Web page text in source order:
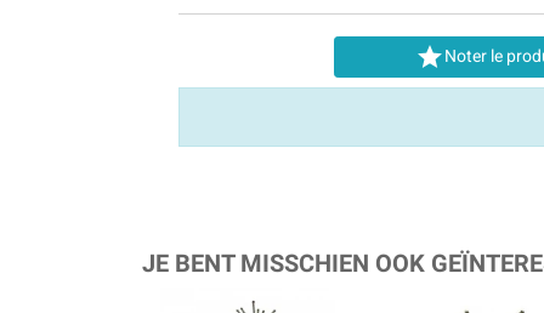
Noter le
JE BENT MISSCHIEN OOK